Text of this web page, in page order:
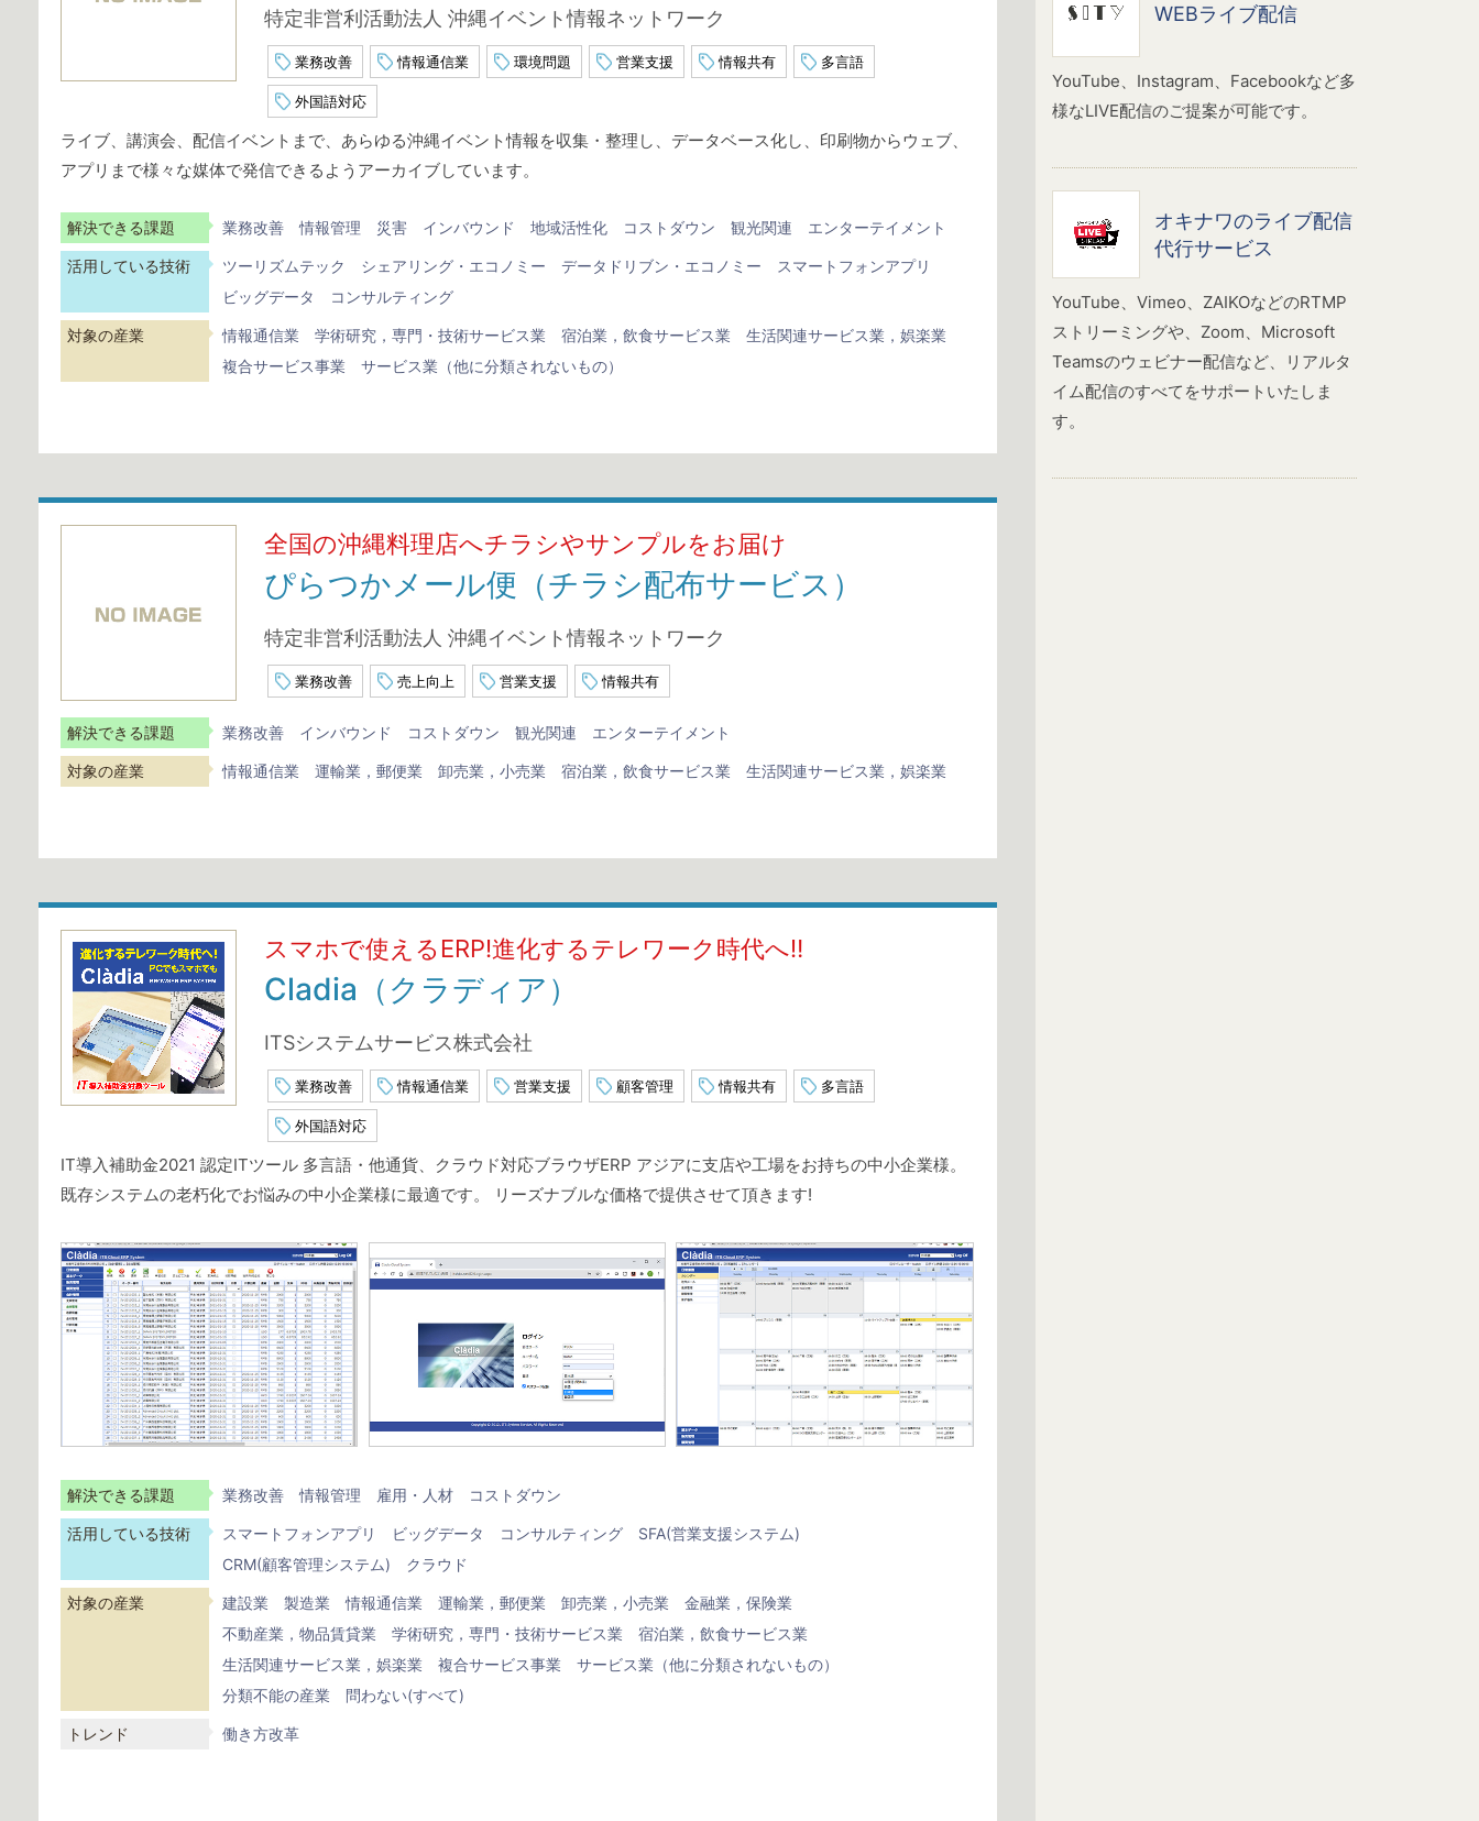
特定非営利活動法人 沖縄イベント情報ネットワーク
業務改善 情報通信業 環境問題 営業支援 情報共有 多言語
外国語対応
ライブ、講演会、配信イベントまで、あらゆる沖縄イベント情報を収集・整理し、データベース化し、印刷物からウェブ、
アプリまで様々な媒体で発信できるようアーカイブしています。
解決できる課題 業務改善 情報管理 災害 インバウンド 地域活性化 コストダウン 観光関連 エンターテイメント
活用している技術 ツーリズムテック シェアリング・エコノミー データドリブン・エコノミー
スマートフォンアプリ
ビッグデータ
コンサルティング
対象の産業 情報通信業 学術研究，専門・技術サービス業 宿泊業，飲食サービス業
生活関連サービス業，娯楽業
複合サービス事業
サービス業（他に分類されないもの）
全国の沖縄料理店へチラシやサンプルをお届け
ぴらつかメール便（チラシ配布サービス）
特定非営利活動法人 沖縄イベント情報ネットワーク
業務改善 売上向上 営業支援 情報共有
解決できる課題 業務改善 インバウンド コストダウン 観光関連 エンターテイメント
対象の産業 情報通信業 運輸業，郵便業 卸売業，小売業 宿泊業，飲食サービス業 生活関連サービス業，娯楽業
スマホで使えるERP!進化するテレワーク時代へ‼
Cladia（クラディア）
ITSシステムサービス株式会社
業務改善 情報通信業 営業支援 顧客管理 情報共有 多言語
外国語対応
IT導入補助金2021 認定ITツール 多言語・他通貨、クラウド対応ブラウザERP アジアに支店や工場をお持ちの中小企業様。
既存システムの老朽化でお悩みの中小企業様に最適です。 リーズナブルな価格で提供させて頂きます!
解決できる課題 業務改善 情報管理 雇用・人材 コストダウン
活用している技術 スマートフォンアプリ ビッグデータ コンサルティング
SFA(営業支援システム)
CRM(顧客管理システム)
クラウド
対象の産業 建設業 製造業 情報通信業 運輸業，郵便業 卸売業，小売業
金融業，保険業
不動産業，物品賃貸業
学術研究，専門・技術サービス業
宿泊業，飲食サービス業
生活関連サービス業，娯楽業
複合サービス事業
サービス業（他に分類されないもの）
分類不能の産業
問わない(すべて)
トレンド 働き方改革
WEBライブ配信
YouTube、Instagram、Facebookなど多
様なLIVE配信のご提案が可能です。
オキナワのライブ配信
代行サービス
YouTube、Vimeo、ZAIKOなどのRTMP
ストリーミングや、Zoom、Microsoft
Teamsのウェビナー配信など、リアルタ
イム配信のすべてをサポートいたしま
す。